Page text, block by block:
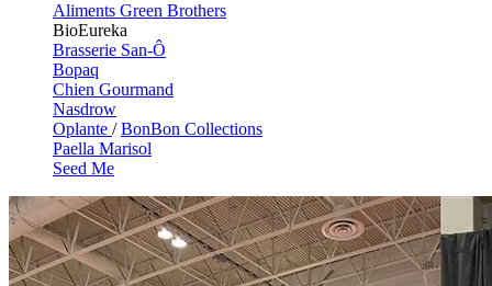
Aliments Green Brothers
BioEureka
Brasserie San-Ô
Bopaq
Chien Gourmand
Nasdrow
Oplante /BonBon Collections
Paella Marisol
Seed Me